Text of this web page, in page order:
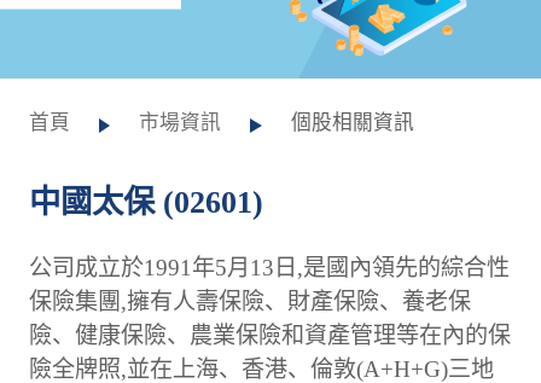
首頁 市場資訊 個股相關資訊
中國太保 (02601)
公司成立於1991年5月13日,是國內領先的綜合性
保險集團,擁有人壽保險、財產保險、養老保
險、健康保險、農業保險和資產管理等在內的保
險全牌照,並在上海、香港、倫敦(A+H+G)三地